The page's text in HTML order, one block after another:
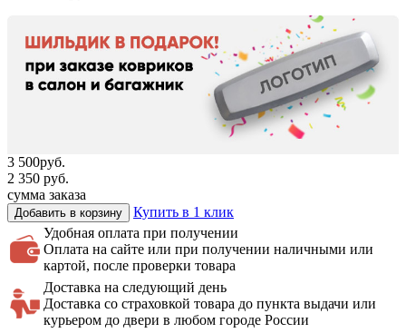
3 500руб.
2 350 руб.
сумма заказа
Добавить в корзину
Купить в 1 клик
Удобная оплата при получении
Оплата на сайте или при получении наличными или
картой, после проверки товара
Доставка на следующий день
Доставка со страховкой товара до пункта выдачи или
курьером до двери в любом городе России